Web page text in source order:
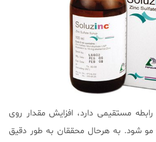
مستقیمی دارد، افزایش مقدار روی
شود. به هرحال محققان به طور دقیق